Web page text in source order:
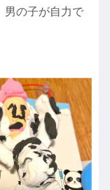
男の子が自力で